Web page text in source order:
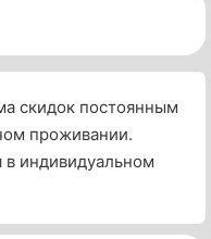
скидок постоянным
проживании.
в индивидуальном